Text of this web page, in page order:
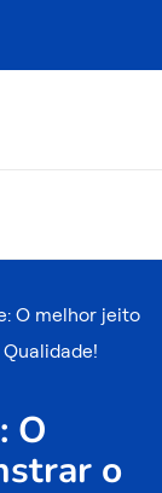
O melhor jeito
O
o